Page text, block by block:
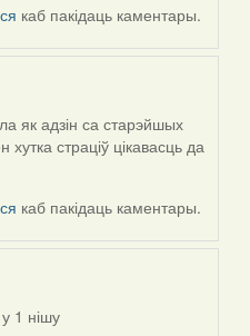
каб пакідаць каментары.
як адзін са старэйшых
страціў цікавасць да
каб пакідаць каментары.
1 нішу